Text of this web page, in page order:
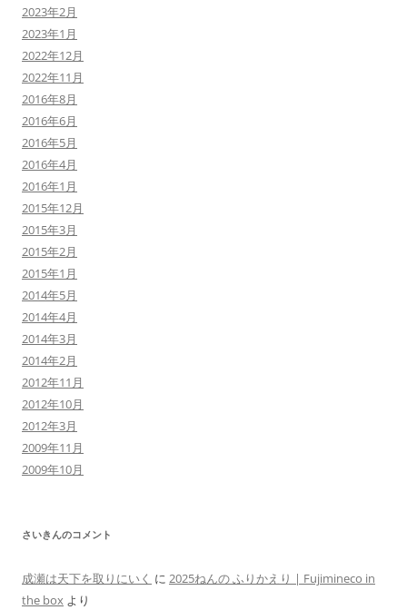
2023年2月
2023年1月
2022年12月
2022年11月
2016年8月
2016年6月
2016年5月
2016年4月
2016年1月
2015年12月
2015年3月
2015年2月
2015年1月
2014年5月
2014年4月
2014年3月
2014年2月
2012年11月
2012年10月
2012年3月
2009年11月
2009年10月
さいきんのコメント
成瀬は天下を取りにいく に 2025ねんの ふりかえり | Fujimineco in
the box より